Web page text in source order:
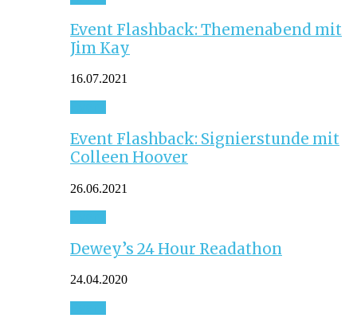
Event Flashback: Themenabend mit
Jim Kay
16.07.2021
Event Flashback: Signierstunde mit
Colleen Hoover
26.06.2021
Dewey’s 24 Hour Readathon
24.04.2020